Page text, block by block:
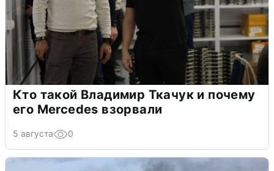
Кто такой Владимир Ткачук и почему
его Mercedes взорвали
5 августа 0